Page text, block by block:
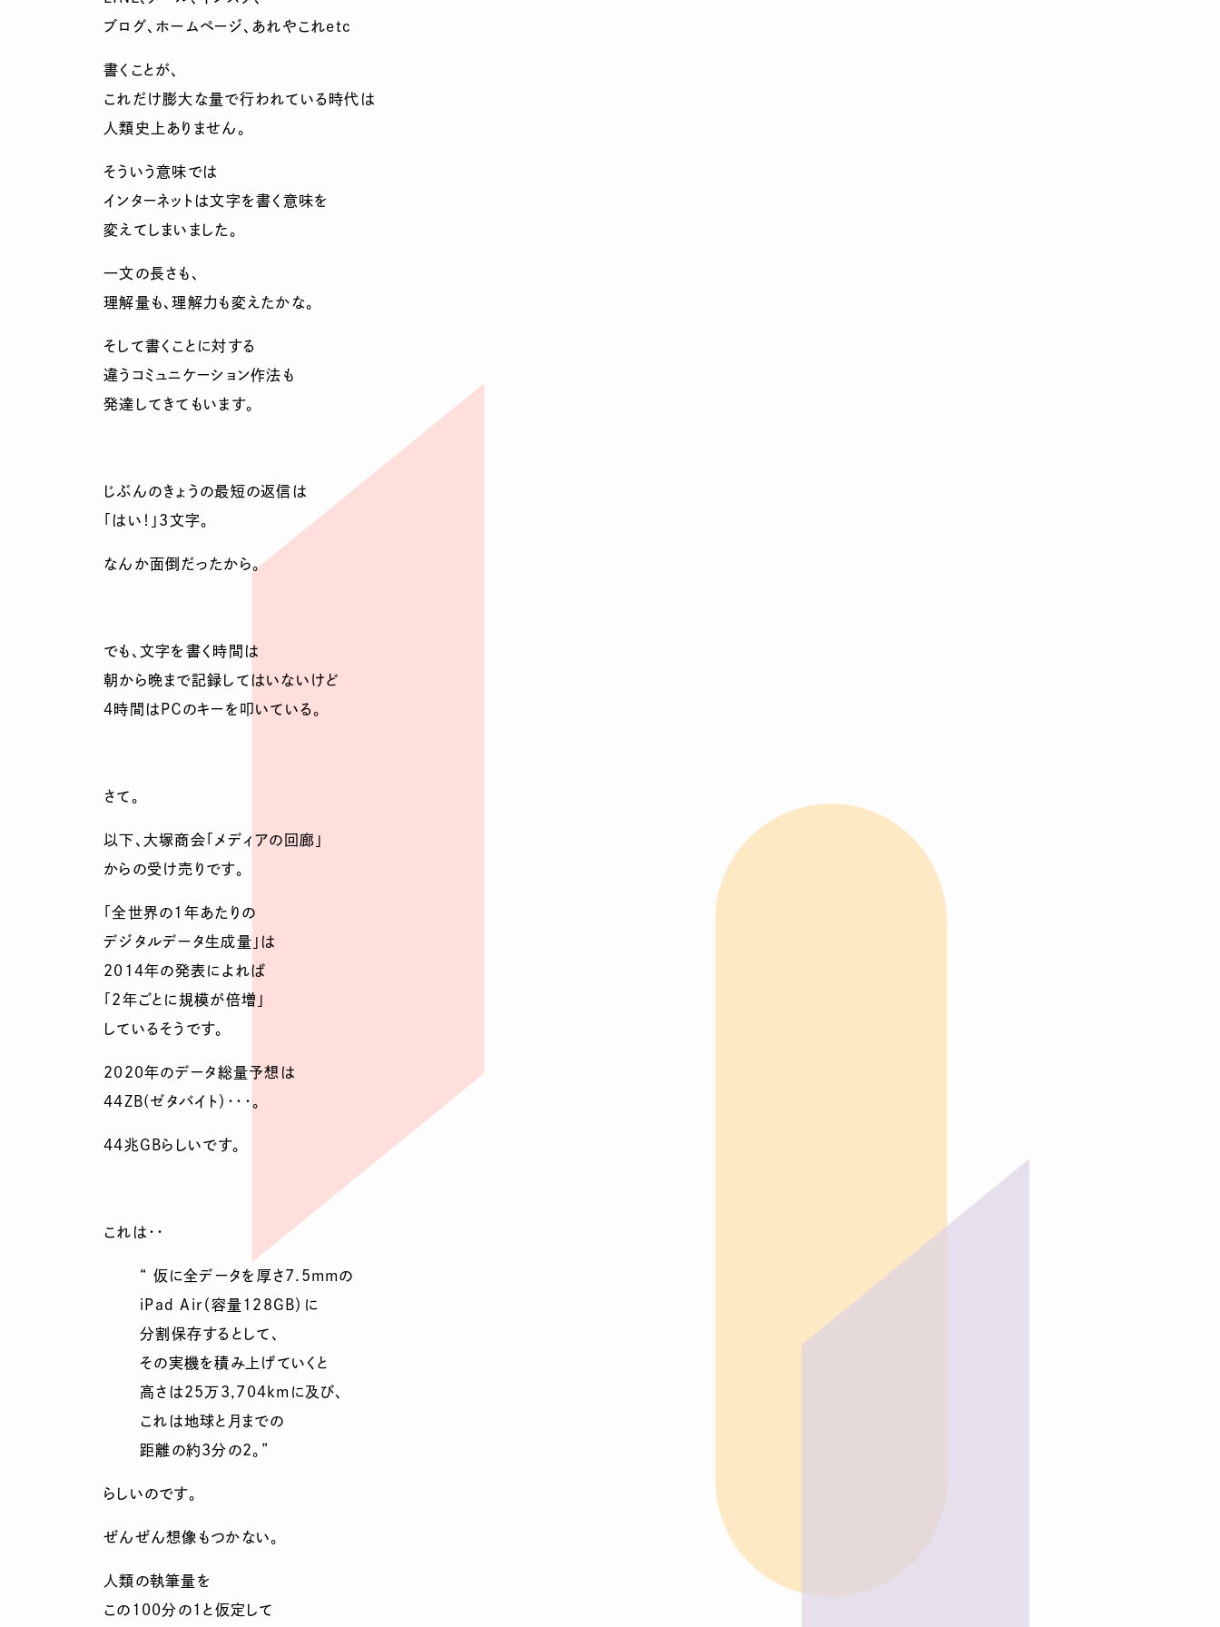
ブログ、ホームページ、あれやこれetc
書くことが、
これだけ膨大な量で行われている時代は
人類史上ありません。
そういう意味では
インターネットは文字を書く意味を
変えてしまいました。
一文の長さも、
理解量も、理解力も変えたかな。
そして書くことに対する
違うコミュニケーション作法も
発達してきてもいます。
じぶんのきょうの最短の返信は
「はい！」3文字。
なんか面倒だったから。
でも、文字を書く時間は
朝から晩まで記録してはいないけど
4時間はＰＣのキーを叩いている。
さて。
以下、大塚商会「メディアの回廊」
からの受け売りです。
「全世界の1年あたりの
デジタルデータ生成量」は
2014年の発表によれば
「2年ごとに規模が倍増」
しているそうです。
2020年のデータ総量予想は
44ZB(ゼタバイト）・・・。
44兆GBらしいです。
これは・・
“ 仮に全データを厚さ7.5mmの
iPad Air（容量128GB）に
分割保存するとして、
その実機を積み上げていくと
高さは25万3,704kmに及び、
これは地球と月までの
距離の約3分の2。”
らしいのです。
ぜんぜん想像もつかない。
人類の執筆量を
この100分の１と仮定して